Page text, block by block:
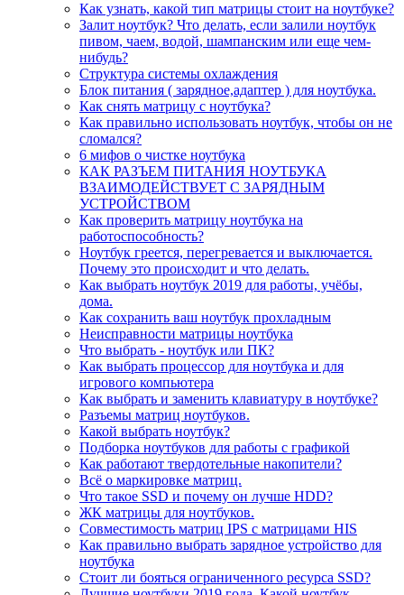
Как узнать, какой тип матрицы стоит на ноутбуке?
Залит ноутбук? Что делать, если залили ноутбук
пивом, чаем, водой, шампанским или еще чем-
нибудь?
Структура системы охлаждения
Блок питания ( зарядное,адаптер ) для ноутбука.
Как снять матрицу с ноутбука?
Как правильно использовать ноутбук, чтобы он не
сломался?
6 мифов о чистке ноутбука
КАК РАЗЪЕМ ПИТАНИЯ НОУТБУКА
ВЗАИМОДЕЙСТВУЕТ С ЗАРЯДНЫМ
УСТРОЙСТВОМ
Как проверить матрицу ноутбука на
работоспособность?
Ноутбук греется, перегревается и выключается.
Почему это происходит и что делать.
Как выбрать ноутбук 2019 для работы, учёбы,
дома.
Как сохранить ваш ноутбук прохладным
Неисправности матрицы ноутбука
Что выбрать - ноутбук или ПК?
Как выбрать процессор для ноутбука и для
игрового компьютера
Как выбрать и заменить клавиатуру в ноутбуке?
Разъемы матриц ноутбуков.
Какой выбрать ноутбук?
Подборка ноутбуков для работы с графикой
Как работают твердотельные накопители?
Всё о маркировке матриц.
Что такое SSD и почему он лучше HDD?
ЖК матрицы для ноутбуков.
Совместимость матриц IPS с матрицами HIS
Как правильно выбрать зарядное устройство для
ноутбука
Стоит ли бояться ограниченного ресурса SSD?